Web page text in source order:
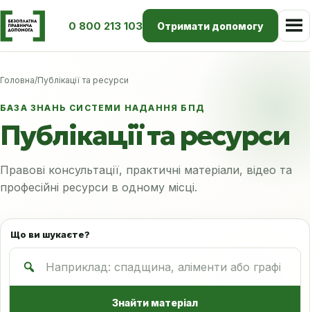
0 800 213 103 Отримати допомогу
Головна/Публікації та ресурси
БАЗА ЗНАНЬ СИСТЕМИ НАДАННЯ БПД
Публікації та ресурси
Правові консультації, практичні матеріали, відео та
професійні ресурси в одному місці.
Що ви шукаєте?
Знайти матеріал